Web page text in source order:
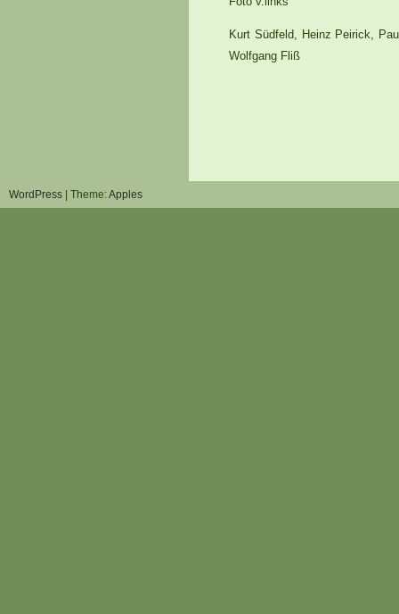
Kurt Südfeld, Heinz Peirick,
Wolfgang Fliß
WordPress | Theme:Apples